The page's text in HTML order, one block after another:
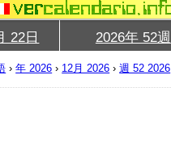
22日 2026年 52週
›年 2026 › 12月 2026 ›週 52 2026